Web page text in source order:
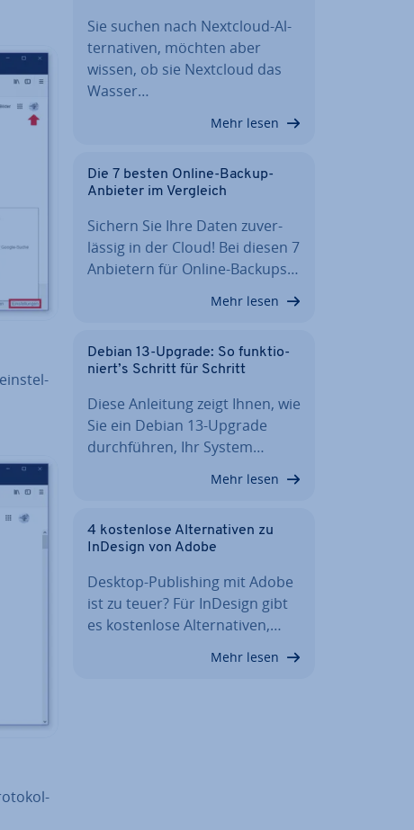
Sie suchen nach Nextcloud-Al­
ter­na­ti­ven, möchten aber
wissen, ob sie Nextcloud das
Wasser…
Mehr lesen
Die 7 besten Online-Backup-
Anbieter im Vergleich
Sichern Sie Ihre Daten zu­ver­
läs­sig in der Cloud! Bei diesen 7
Anbietern für Online-Backups…
Mehr lesen
Debian 13-Upgrade: So funk­tio­
niert’s Schritt für Schritt
Diese Anleitung zeigt Ihnen, wie
Sie ein Debian 13-Upgrade
durch­füh­ren, Ihr System…
Mehr lesen
4 kos­ten­lo­se Al­ter­na­ti­ven zu
InDesign von Adobe
Desktop-Pu­bli­shing mit Adobe
ist zu teuer? Für InDesign gibt
es kos­ten­lo­se Al­ter­na­ti­ven,…
Mehr lesen